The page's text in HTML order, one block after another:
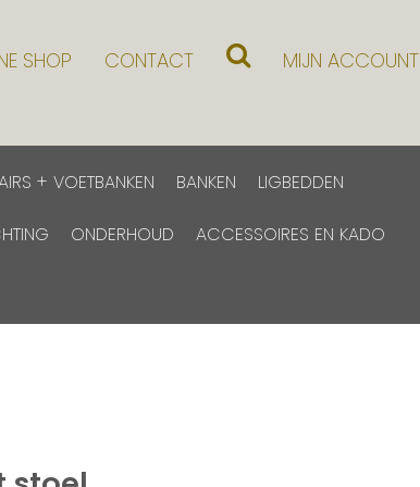
SHOP CONTACT MIJN ACCOUNT
+ VOETBANKEN BANKEN LIGBEDDEN
ONDERHOUD ACCESSOIRES EN KADO